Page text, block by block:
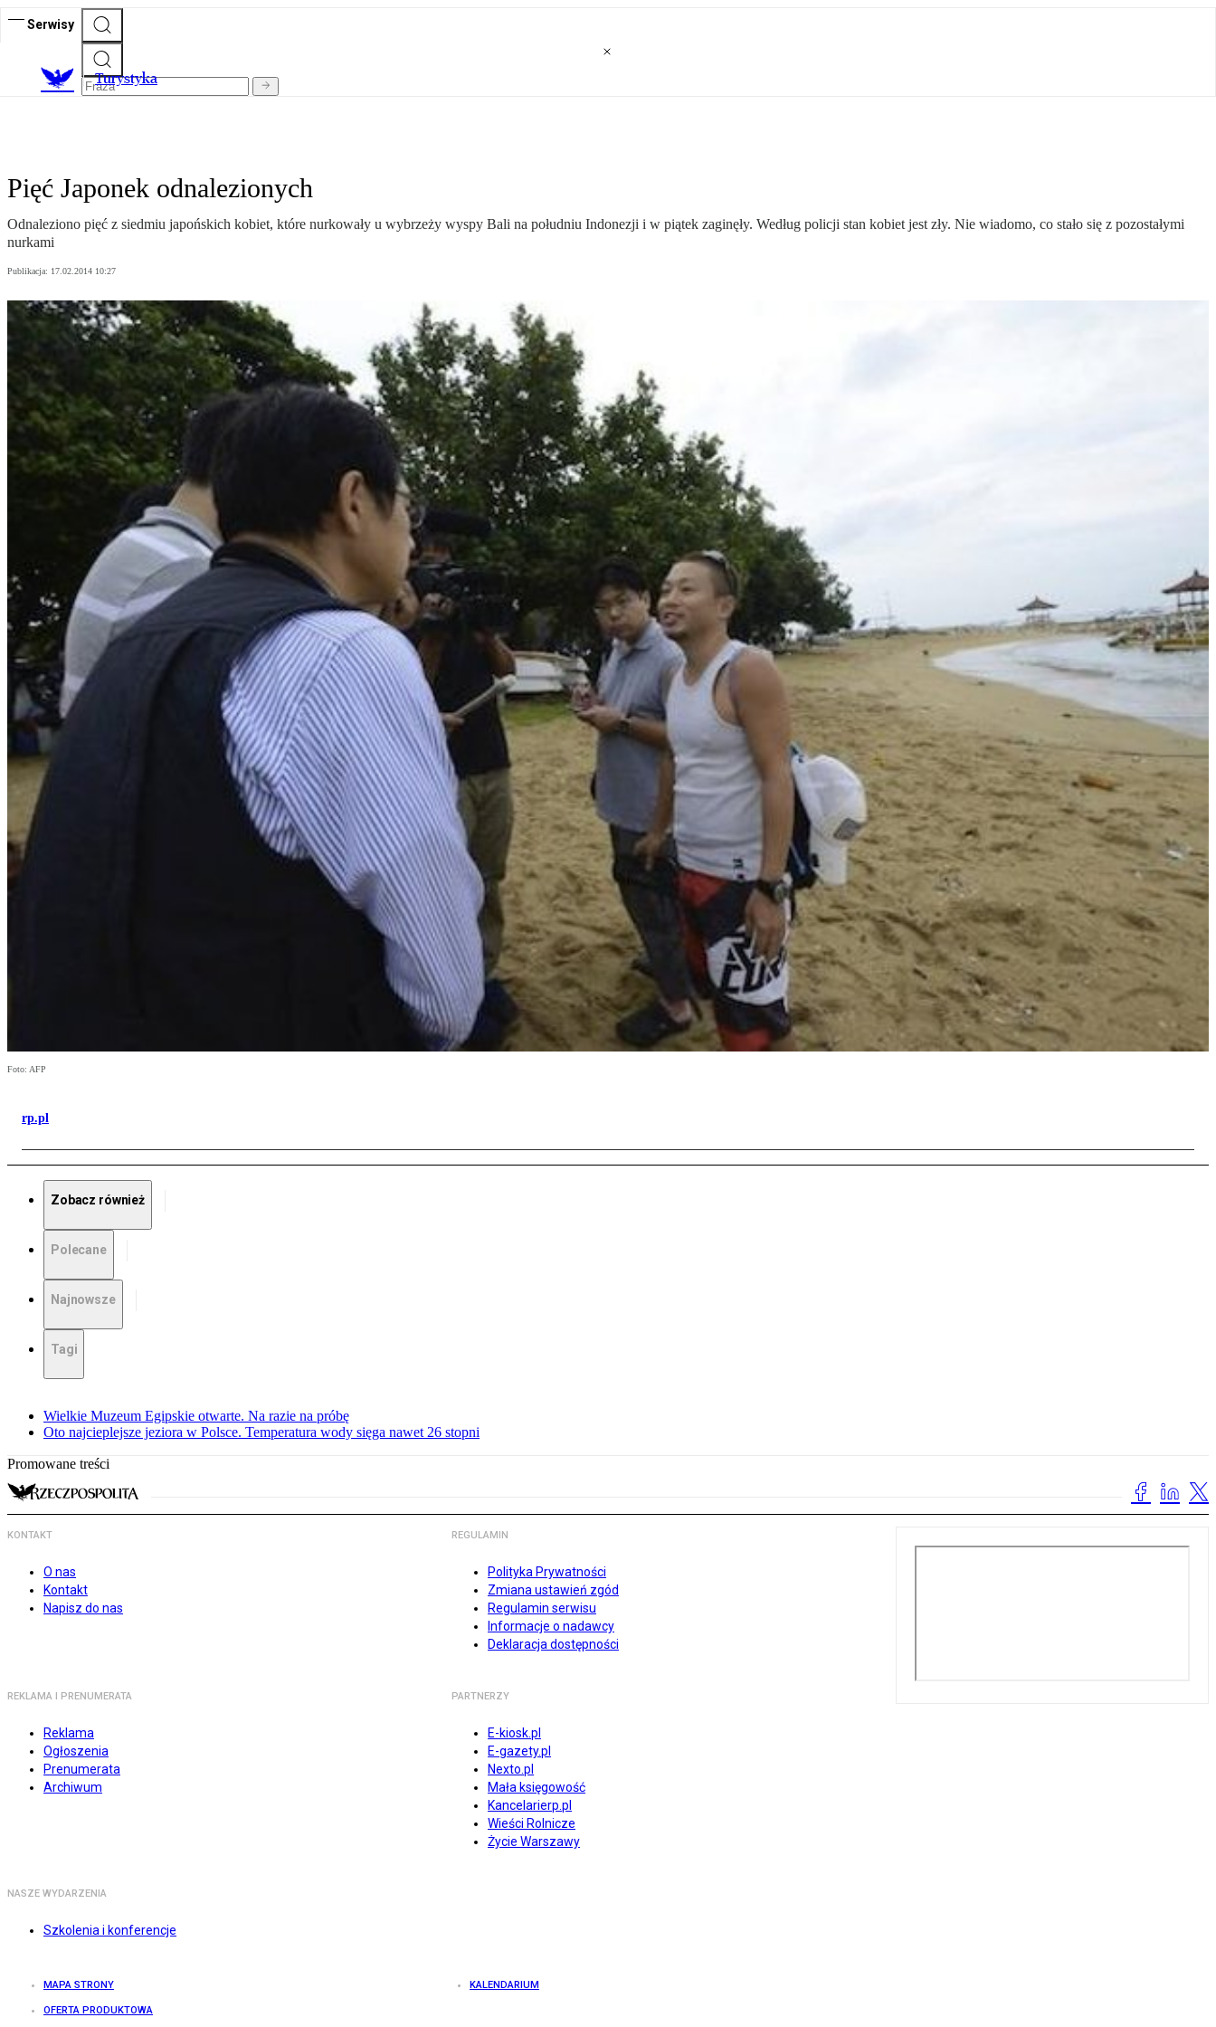
Serwisy
Turystyka
Pięć Japonek odnalezionych
Odnaleziono pięć z siedmiu japońskich kobiet, które nurkowały u wybrzeży wyspy Bali na południu Indonezji i w piątek zaginęły. Według policji stan kobiet jest zły. Nie wiadomo, co stało się z pozostałymi
nurkami
Publikacja: 17.02.2014 10:27
Foto: AFP
rp.pl
Zobacz również
Polecane
Najnowsze
Tagi
Wielkie Muzeum Egipskie otwarte. Na razie na próbę
Oto najcieplejsze jeziora w Polsce. Temperatura wody sięga nawet 26 stopni
Promowane treści
KONTAKT
O nas
Kontakt
Napisz do nas
REGULAMIN
Polityka Prywatności
Zmiana ustawień zgód
Regulamin serwisu
Informacje o nadawcy
Deklaracja dostępności
REKLAMA I PRENUMERATA
Reklama
Ogłoszenia
Prenumerata
Archiwum
PARTNERZY
E-kiosk.pl
E-gazety.pl
Nexto.pl
Mała księgowość
Kancelarierp.pl
Wieści Rolnicze
Życie Warszawy
NASZE WYDARZENIA
Szkolenia i konferencje
MAPA STRONY KALENDARIUM
OFERTA PRODUKTOWA